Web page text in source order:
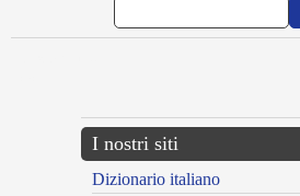
I nostri siti
Dizionario italiano